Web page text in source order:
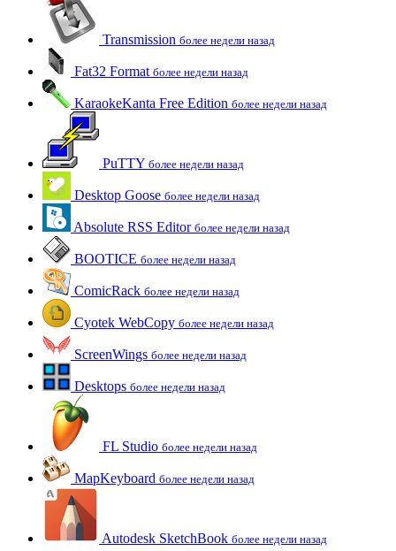
Transmission более недели назад
Fat32 Format более недели назад
KaraokeKanta Free Edition более недели назад
PuTTY более недели назад
Desktop Goose более недели назад
Absolute RSS Editor более недели назад
BOOTICE более недели назад
ComicRack более недели назад
Cyotek WebCopy более недели назад
ScreenWings более недели назад
Desktops более недели назад
FL Studio более недели назад
MapKeyboard более недели назад
Autodesk SketchBook более недели назад